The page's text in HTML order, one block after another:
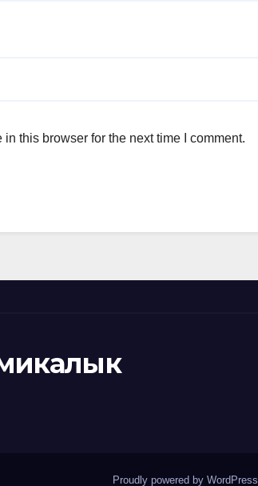
this browser for the next time I comment.
Proudly powered by WordPress